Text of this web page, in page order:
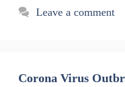
Leave a comment
Corona Virus